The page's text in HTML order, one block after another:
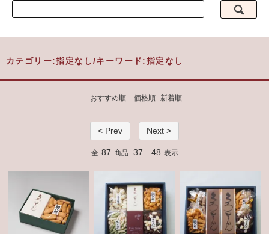
カテゴリー:指定なし/キーワード:指定なし
おすすめ順 価格順 新着順
< Prev Next >
全 87 商品 37 - 48 表示